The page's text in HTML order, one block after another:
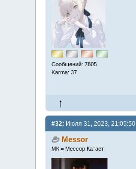
Сообщений: 7805
Karma: 37
#32: Июля 31, 2023, 21:05:50
Messor
МК = Мессор Катает